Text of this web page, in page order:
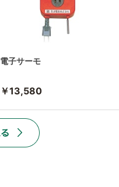
電子サーモ
￥13,580